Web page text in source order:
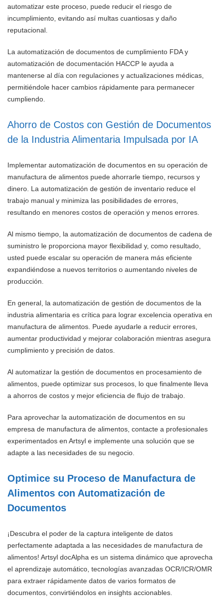
automatizar este proceso, puede reducir el riesgo de
incumplimiento, evitando así multas cuantiosas y daño
reputacional.
La automatización de documentos de cumplimiento FDA y
automatización de documentación HACCP le ayuda a
mantenerse al día con regulaciones y actualizaciones médicas,
permitiéndole hacer cambios rápidamente para permanecer
cumpliendo.
Ahorro de Costos con Gestión de Documentos
de la Industria Alimentaria Impulsada por IA
Implementar automatización de documentos en su operación de
manufactura de alimentos puede ahorrarle tiempo, recursos y
dinero. La automatización de gestión de inventario reduce el
trabajo manual y minimiza las posibilidades de errores,
resultando en menores costos de operación y menos errores.
Al mismo tiempo, la automatización de documentos de cadena de
suministro le proporciona mayor flexibilidad y, como resultado,
usted puede escalar su operación de manera más eficiente
expandiéndose a nuevos territorios o aumentando niveles de
producción.
En general, la automatización de gestión de documentos de la
industria alimentaria es crítica para lograr excelencia operativa en
manufactura de alimentos. Puede ayudarle a reducir errores,
aumentar productividad y mejorar colaboración mientras asegura
cumplimiento y precisión de datos.
Al automatizar la gestión de documentos en procesamiento de
alimentos, puede optimizar sus procesos, lo que finalmente lleva
a ahorros de costos y mejor eficiencia de flujo de trabajo.
Para aprovechar la automatización de documentos en su
empresa de manufactura de alimentos, contacte a profesionales
experimentados en Artsyl e implemente una solución que se
adapte a las necesidades de su negocio.
Optimice su Proceso de Manufactura de
Alimentos con Automatización de
Documentos
¡Descubra el poder de la captura inteligente de datos
perfectamente adaptada a las necesidades de manufactura de
alimentos! Artsyl docAlpha es un sistema dinámico que aprovecha
el aprendizaje automático, tecnologías avanzadas OCR/ICR/OMR
para extraer rápidamente datos de varios formatos de
documentos, convirtiéndolos en insights accionables.